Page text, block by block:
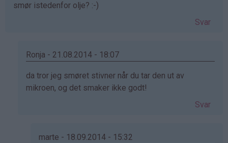
smør istedenfor olje? :-)
Svar
Ronja - 21.08.2014 - 18:07
Som
svar
da tror jeg smøret stivner når du tar den ut av
mikroen, og det smaker ikke godt!
Svar
marte - 18.09.2014 - 15:32